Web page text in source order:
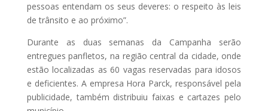
pessoas entendam os seus deveres: o respeito às leis
de trânsito e ao próximo”.
Durante as duas semanas da Campanha serão
entregues panfletos, na região central da cidade, onde
estão localizadas as 60 vagas reservadas para idosos
e deficientes. A empresa Hora Parck, responsável pela
publicidade, também distribuiu faixas e cartazes pelo